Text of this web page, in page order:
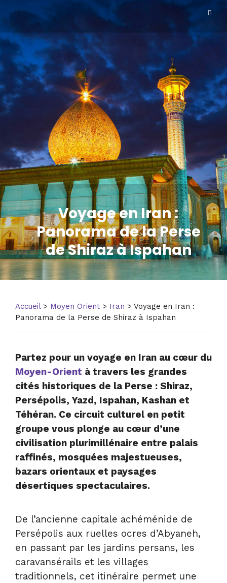
Voyage en Iran :
Panorama de la Perse
de Shiraz à Ispahan
Accueil> Moyen Orient > Iran > Voyage en Iran :
Panorama de la Perse de Shiraz à Ispahan
Partez pour un voyage en Iran au cœur du
Moyen-Orient à travers les grandes
cités historiques de la Perse : Shiraz,
Persépolis, Yazd, Ispahan, Kashan et
Téhéran. Ce circuit culturel en petit
groupe vous plonge au cœur d’une
civilisation plurimillénaire entre palais
raffinés, mosquées majestueuses,
bazars orientaux et paysages
désertiques spectaculaires.
De l’ancienne capitale achéménide de
Persépolis aux ruelles ocres d’Abyaneh,
en passant par les jardins persans, les
caravansérails et les villages
traditionnels, cet itinéraire permet une